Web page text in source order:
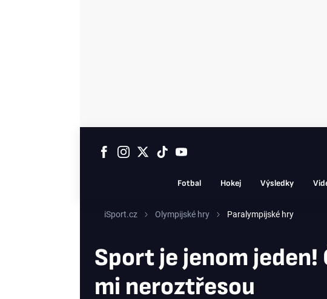
Fotbal Hokej Výsledky
iSport.cz Olympijské hry Paralympijské hry
Sport je jenom
mi neroztřesou